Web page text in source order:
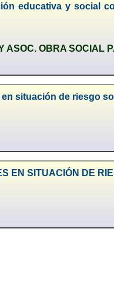
educativa y social
OBRA SOCIAL
situación de riesgo
EN SITUACIÓN DE